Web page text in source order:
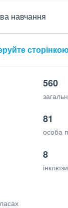
навчання
560
81
особа
8